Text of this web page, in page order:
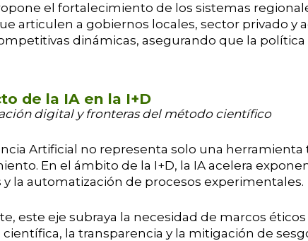
el fortalecimiento de los sistemas
articulen a gobiernos locales, sector privado y
dinámicas, asegurando que la
de la IA en la I+D
digital y fronteras del método científico
Artificial no representa solo una
En el ámbito de la I+D, la IA acelera
la automatización de procesos experimentales.
este eje subraya la necesidad de marcos
la transparencia y la mitigación de